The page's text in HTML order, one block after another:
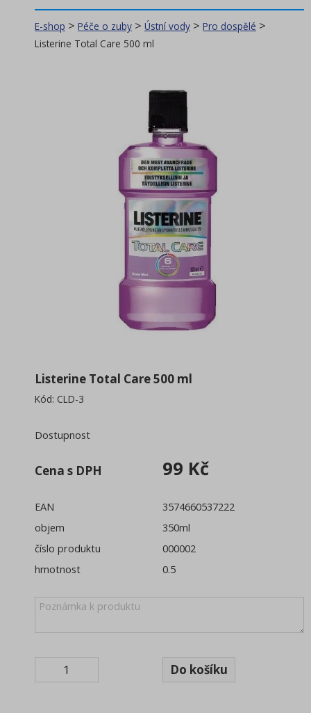
Péče o zuby(472)
(92)
Mezizubní kartáčky(101)
Držáky mezizubních kartáčků
(22)
Péče o zubní náhrady, rovnátka
Péče o tělo
Osvěžovače a vůně
(47)
Dávkovače, zásobníky
Ultrazvukové čističky
(6)
E-shop > Péče o zuby > Ústní vody > Pro dospělé >
Listerine Total Care 500 ml
Listerine Total Care 500 ml
Kód: CLD-3
Dostupnost
Cena s DPH 99 Kč
EAN
3574660537222
objem
350ml
číslo produktu
000002
hmotnost
0.5